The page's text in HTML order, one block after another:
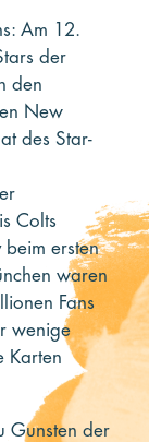
Am 12.
der
den
New
des Star-
Colts
beim ersten
waren
Fans
wenige
Karten
Gunsten der